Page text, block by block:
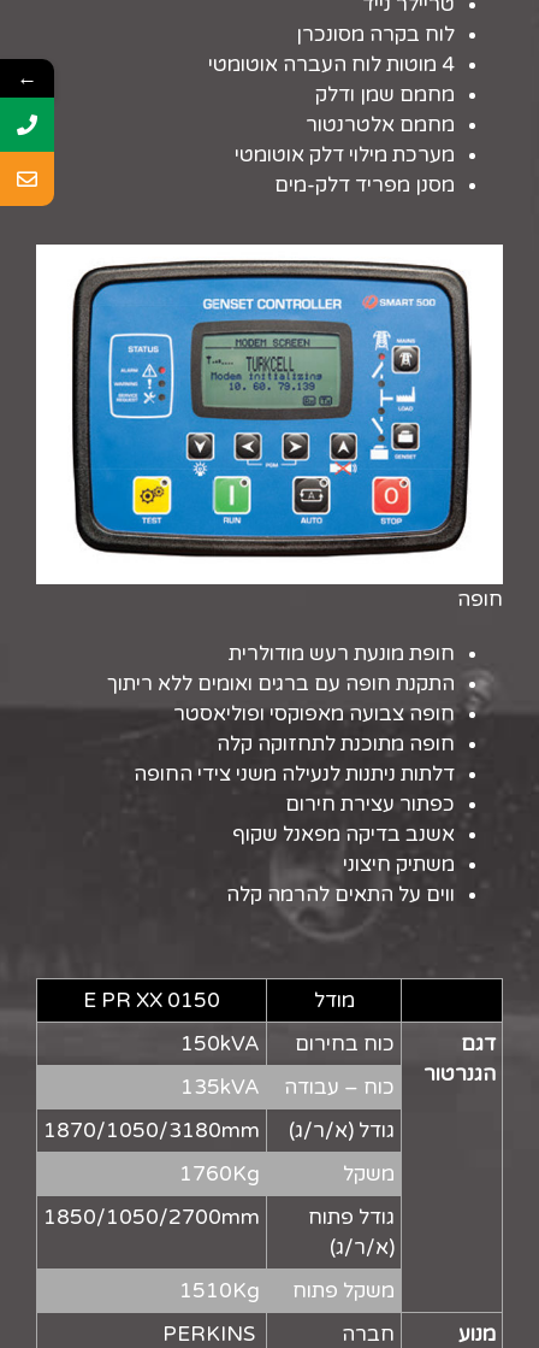
לוח בקרה מסונכרן
4 מוטות לוח העברה אוטומטי
מחמם שמן ודלק
מחמם אלטרנטור
מערכת מילוי דלק אוטומטי
מסנן מפריד דלק-מים
חופה
חופת מונעת רעש מודולרית
התקנת חופה עם ברגים ואומים ללא ריתוך
חופה צבועה מאפוקסי ופוליאסטר
חופה מתוכנת לתחזוקה קלה
דלתות ניתנות לנעילה משני צידי החופה
כפתור עצירת חירום
אשנב בדיקה מפאנל שקוף
משתיק חיצוני
ווים על התאים להרמה קלה
מודל
E PR XX 0150
דגם
הגנרטור
כוח בחירום
150kVA
כוח – עבודה
135kVA
גודל (א/ר/ג)
1870/1050/3180mm
משקל
1760Kg
גודל פתוח
(א/ר/ג)
1850/1050/2700mm
משקל פתוח
1510Kg
מנוע
חברה
←